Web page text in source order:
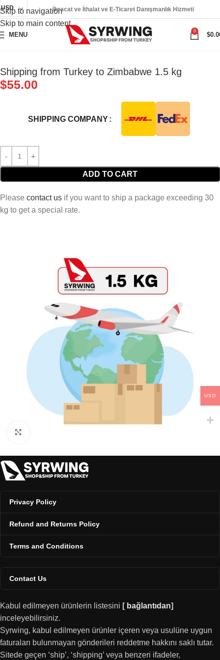
Skip to navigation
Skip to main content
USD İhracat ve İthalat ve E-Ticaret Danışmanlık Hizmeti
MENU
0
$
Shipping from Turkey to Zimbabwe 1.5 kg
$55.00
SHIPPING COMPANY
ADD TO CART
Please contact us if you want to ship a package exceeding 30
kg to get a special rate.
Privacy Policy
Refund and Returns Policy
Terms and Conditions
Contact Us
Kabul edilmeyen ürünlerin listesini [ bağlantıdan]
inceleyebilirsiniz.
Syrwing, kabul edilmeyen ürünler içeren veya usulüne uygun
faturaları bulunmayan gönderileri reddetme hakkını saklı tutar.
Sitede geçen ‘ship’, ‘shipping’ veya benzeri ifadeler,
USD